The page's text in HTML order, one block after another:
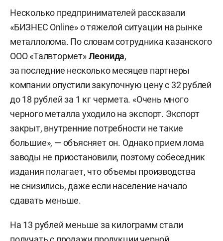
для производства стали и сдерживания цен.
«В то же время нам важно не допустить ущерба
для рентабельности экспортеров, а также
снижения занятости в области
ломозаготовки», — говорил замглавы
минэкономразвития РФВладимир Ильичев.
Новые правила уничтожили экспорт чермета.
По данным ассоциации «Руслом.ком», в январе
в годовом выражении он сократился на 99%
(до 3 тыс. т), в феврале — на 97% до 36 тыс. тонн.
Напомним, в прошлом году объем вывезенного
из России за пределы ЕАЭС металлолома
Последней каплей стали введенные против
Несколько предпринимателей рассказали
«БИЗНЕС Online» о тяжелой ситуации на рынке
металлолома. По словам сотрудника казанского
ООО «Талвтормет»Леонида,
за последние несколько месяцев партнеры
компании опустили закупочную цену с 32 рублей
до 18 рублей за 1 кг чермета. «Очень много
черного металла уходило на экспорт. Экспорт
закрыт, внутренние потребности не такие
большие», — объясняет он. Однако прием лома
заводы не приостановили, поэтому собеседник
издания полагает, что объемы производства
не снизились, даже если население начало
сдавать меньше.
На 13 рублей меньше за килограмм стали